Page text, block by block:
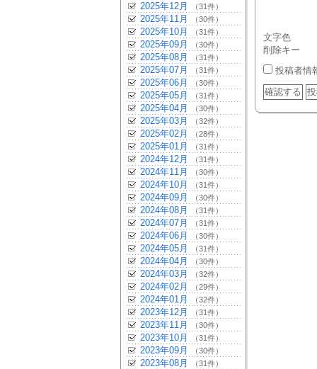
2025年12月 （31件）
2025年11月 （30件）
2025年10月 （31件）
2025年09月 （30件）
2025年08月 （31件）
2025年07月 （31件）
2025年06月 （30件）
2025年05月 （31件）
2025年04月 （30件）
2025年03月 （32件）
2025年02月 （28件）
2025年01月 （31件）
2024年12月 （31件）
2024年11月 （30件）
2024年10月 （31件）
2024年09月 （30件）
2024年08月 （31件）
2024年07月 （31件）
2024年06月 （30件）
2024年05月 （31件）
2024年04月 （30件）
2024年03月 （32件）
2024年02月 （29件）
2024年01月 （32件）
2023年12月 （31件）
2023年11月 （30件）
2023年10月 （31件）
2023年09月 （30件）
2023年08月 （31件）
文字色
削除キー
投稿者情